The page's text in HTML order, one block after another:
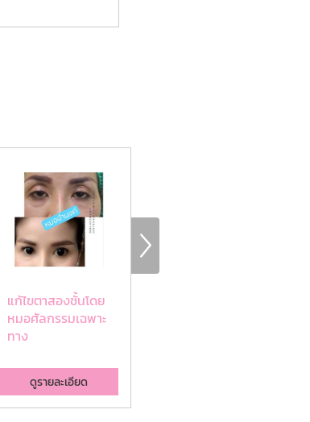
แก้ไขตาสองชั้นโดย
หมอศัลกรรมเฉพาะ
ทาง
ดูรายละเอียด